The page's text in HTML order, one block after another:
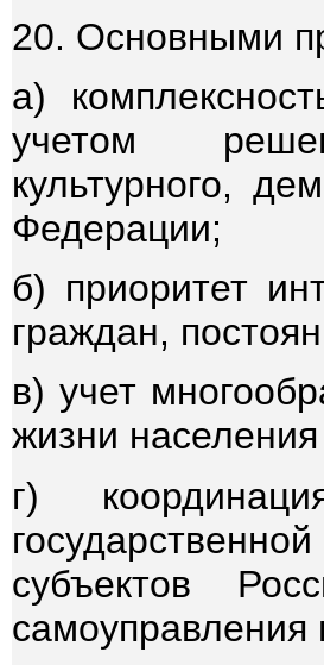
20. Основными
а)
учетом
культурного,
Федерации;
б) приоритет
граждан,
в) учет
жизни
г)
субъектов